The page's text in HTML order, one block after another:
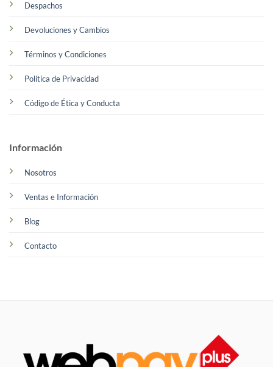
Despachos
Devoluciones y Cambios
Términos y Condiciones
Política de Privacidad
Código de Ética y Conducta
Información
Nosotros
Ventas e Información
Blog
Contacto